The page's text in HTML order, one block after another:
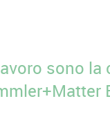
sono la